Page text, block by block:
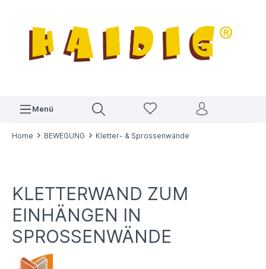
Menü
Home BEWEGUNG Kletter- & Sprossenwände
KLETTERWAND ZUM
EINHÄNGEN IN
SPROSSENWÄNDE